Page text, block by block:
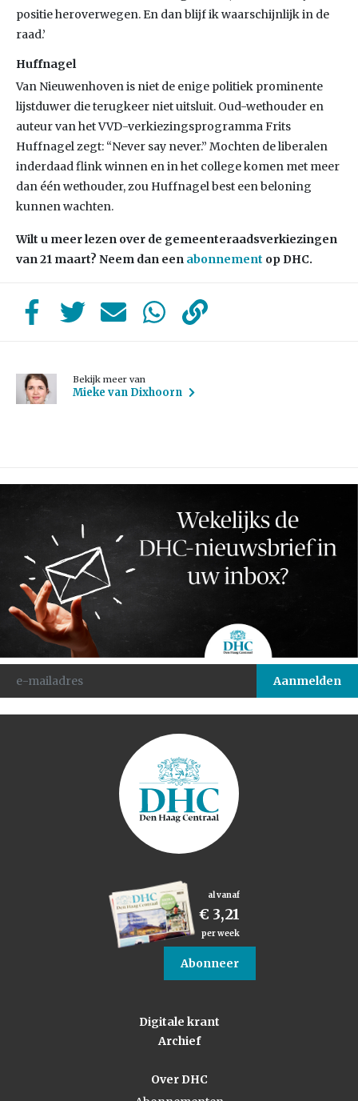
positie heroverwegen. En dan blijf ik waarschijnlijk in de
raad.’
Huffnagel
Van Nieuwenhoven is niet de enige politiek prominente
lijstduwer die terugkeer niet uitsluit. Oud-wethouder en
auteur van het VVD-verkiezingsprogramma Frits
Huffnagel zegt: “Never say never.” Mochten de liberalen
inderdaad flink winnen en in het college komen met meer
dan één wethouder, zou Huffnagel best een beloning
kunnen wachten.
Wilt u meer lezen over de gemeenteraadsverkiezingen
van 21 maart? Neem dan een abonnement op DHC.
Bekijk meer van
Mieke van Dixhoorn
al vanaf
€ 3,21
per week
Abonneer
Digitale krant
Archief
Over DHC